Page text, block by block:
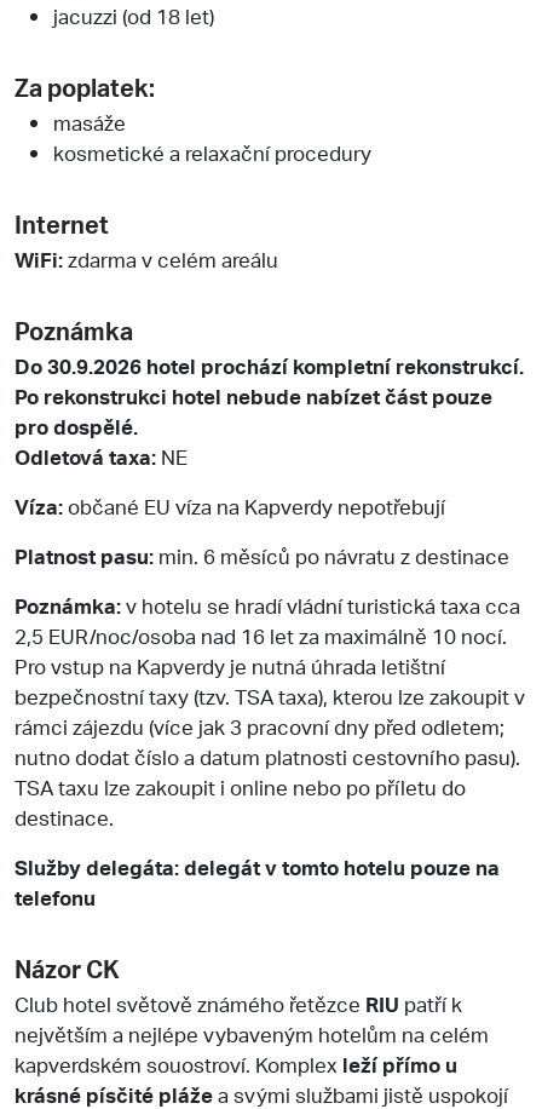
jacuzzi (od 18 let)
Za poplatek:
masáže
kosmetické a relaxační procedury
Internet
WiFi:zdarma v celém areálu
Poznámka
Do 30.9.2026 hotel prochází kompletní rekonstrukcí.
Po rekonstrukci hotel nebude nabízet část pouze
pro dospělé.
Odletová taxa: NE
Víza:občané EU víza na Kapverdy nepotřebují
Platnost pasu: min. 6 měsíců po návratu z destinace
Poznámka:v hotelu se hradí vládní turistická taxa cca
2,5 EUR/noc/osoba nad 16 let za maximálně 10 nocí.
Pro vstup na Kapverdy je nutná úhrada letištní
bezpečnostní taxy (tzv. TSA taxa), kterou lze zakoupit v
rámci zájezdu (více jak 3 pracovní dny před odletem;
nutno dodat číslo a datum platnosti cestovního pasu).
TSA taxu lze zakoupit i online nebo po příletu do
destinace.
Služby delegáta: delegát v tomto hotelu pouze na
telefonu
Názor CK
Club hotel světově známého řetězce RIU patří k
největším a nejlépe vybaveným hotelům na celém
kapverdském souostroví. Komplex leží přímo u
krásné písčité plážea svými službami jistě uspokojí